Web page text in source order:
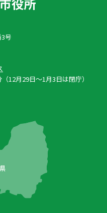
号
12月29日〜1月3日は閉庁）